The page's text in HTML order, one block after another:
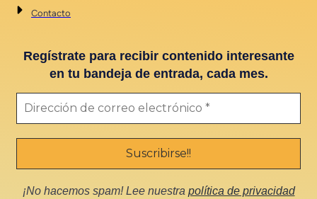
Contacto
Regístrate para recibir contenido interesante
en tu bandeja de entrada, cada mes.
¡No hacemos spam! Lee nuestra política de privacidad